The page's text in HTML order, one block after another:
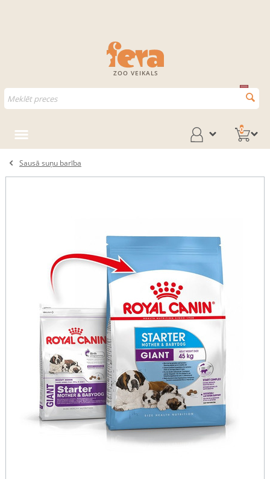
ZOO VEIKALS
0
Sausā suņu barība